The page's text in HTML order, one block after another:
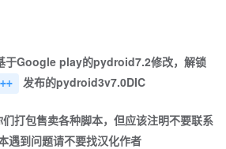
于Google play的pydroid7.2修改，解锁
发布的pydroid3v7.0DIC
打包售卖各种脚本，但应该注明不要联系
遇到问题请不要找汉化作者